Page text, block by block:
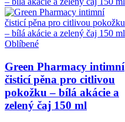
Oblíbené
Green Pharmacy intimní
čisticí pěna pro citlivou
pokožku – bílá akácie a
zelený čaj 150 ml